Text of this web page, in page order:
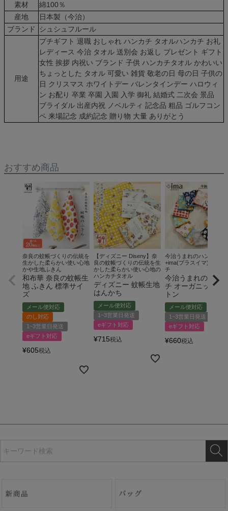
素材
綿100％
産地
日本製（今治）
ブランド
シュシュフルール
用途
プチギフト 退職 おしゃれ ハンカチ タオルハンカチ お礼
レディース 今治 タオル 送別会 お返し プレゼント ギフト
女性 挨拶 内祝い ブランド 子供 ハンカチタオル かわいい
ちょっとした タオル 可愛い 雑貨 敬老の日 母の日 子供の
日 クリスマス ホワイトデー バレンタインデー ハロウィ
ン お配り 卒業 卒園 入園 入学 御礼 結婚式 二次会 景品
ブライダル 出産内祝 ノベルティ 記念品 粗品 ゴルフコン
ペ 来場記念 成約記念 贈り物 大量 ありがとう
おすすめ商品
奈良の蚊帳づくりの伝統を
生かした柔らかい使い心地
かや生地ふきん
和布華 奈良の蚊帳生
地 ふきん 標準サイ
ズ
メール便対応
のし対応
1~3営業日発送
eギフト対応
¥605税込
【ディズニー Diseny】奈
良の蚊帳づくりの伝統を生
かした柔らかい使い心地の
ハンカチタオル
ディズニー 蚊帳生地
はんかち
メール便対応
1~3営業日発送
eギフト対応
¥715税込
今治うまれのハンカチ
+ima(プラスイマ) ハンカ
チ
今治うまれのハン
チ オーガニックコ
トン
メール便対応
1~3営業日発送
eギフト対応
¥660税込